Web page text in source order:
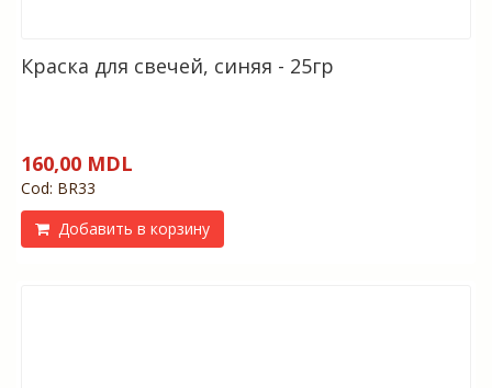
Краска для свечей, синяя - 25гр
160,00 MDL
Cod: BR33
Добавить в корзину